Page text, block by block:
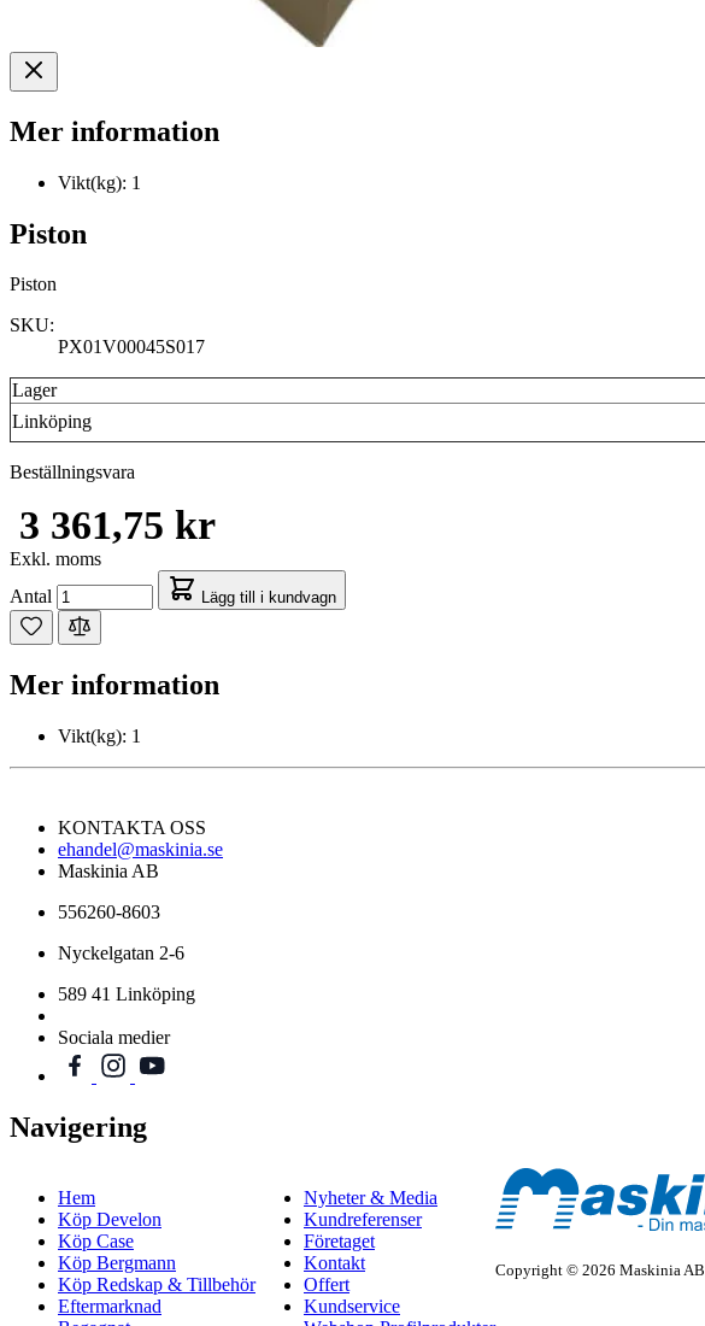
Mer information
Vikt(kg): 1
Piston
Piston
SKU:
PX01V00045S017
Lager
Linköping
Beställningsvara
3 361,75 kr
Exkl. moms
Antal
Lägg till i kundvagn
Mer information
Vikt(kg): 1
KONTAKTA OSS
ehandel@maskinia.se
Maskinia AB
556260-8603
Nyckelgatan 2-6
589 41 Linköping
Sociala medier
Navigering
Hem
Köp Develon
Köp Case
Köp Bergmann
Köp Redskap & Tillbehör
Eftermarknad
Nyheter & Media
Kundreferenser
Företaget
Kontakt
Offert
Kundservice
Copyright © 2026 Maskinia AB